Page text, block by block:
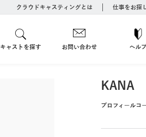
クラウドキャスティングとは 仕事をお探
キャストを探す お問い合わせ ヘル
KANA
プロフィールコ